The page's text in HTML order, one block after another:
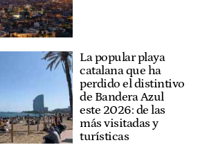
La popular playa
catalana que ha
perdido el distintivo
de Bandera Azul
este 2026: de las
más visitadas y
turísticas